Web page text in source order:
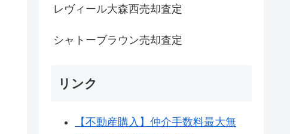
レヴィール大森西売却査定
シャトーブラウン売却査定
リンク
【不動産購入】仲介手数料最大無